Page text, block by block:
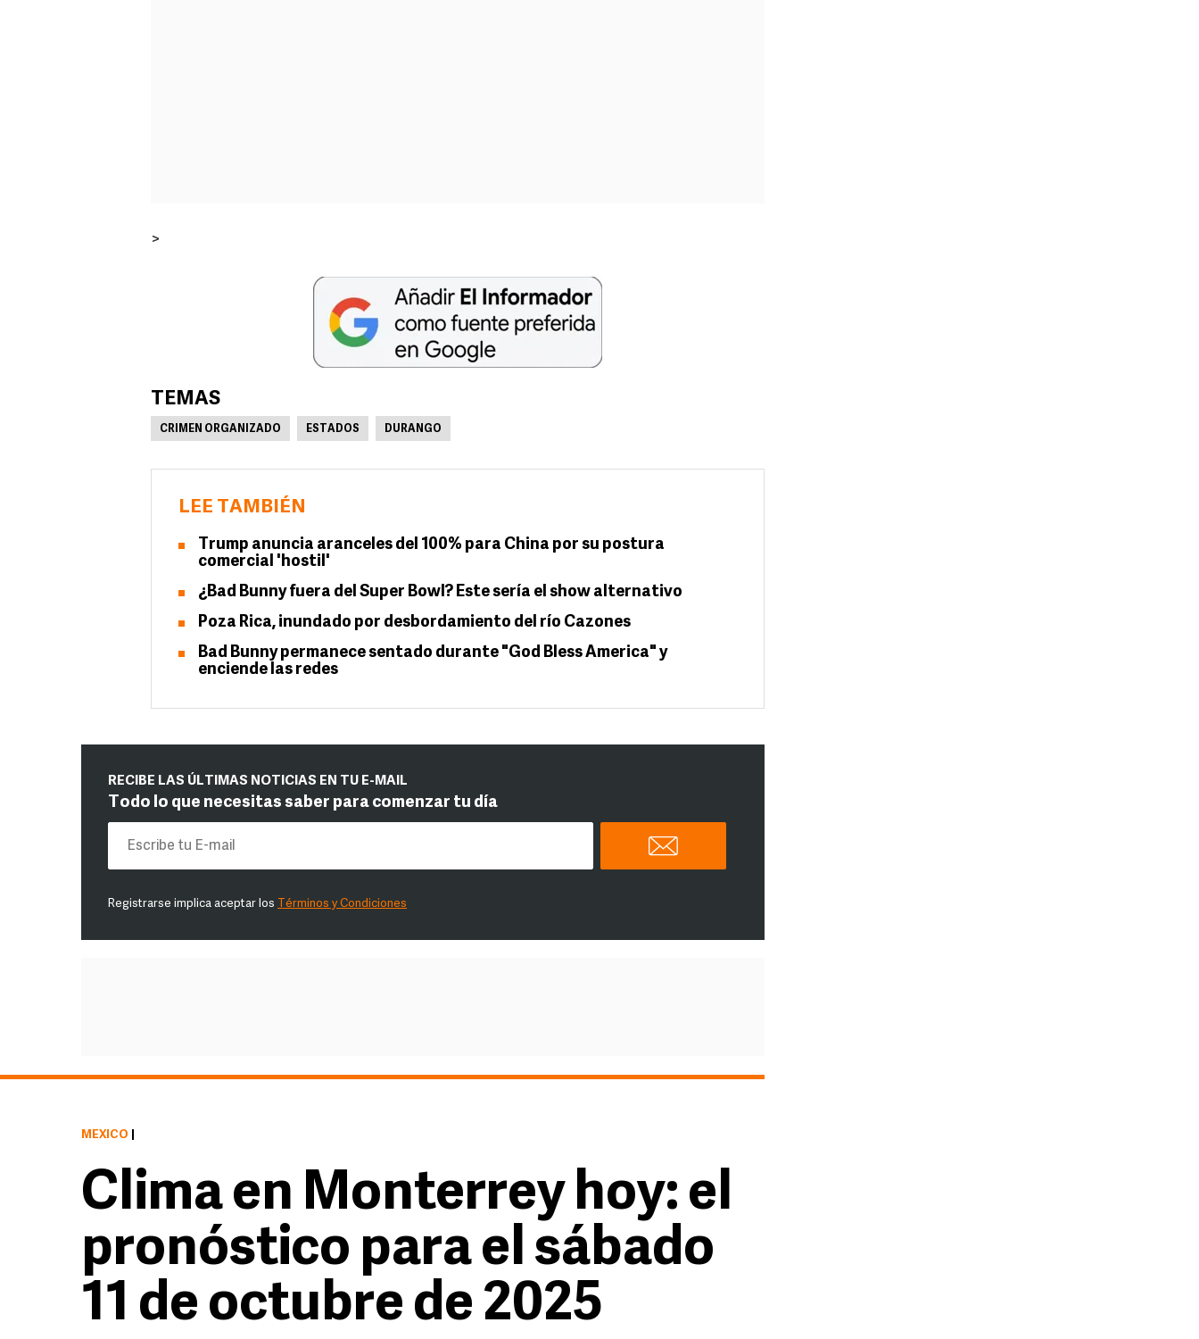
>
TEMAS
CRIMEN ORGANIZADO ESTADOS DURANGO
LEE TAMBIÉN
Trump anuncia aranceles del 100% para China por su postura
comercial 'hostil'
¿Bad Bunny fuera del Super Bowl? Este sería el show alternativo
Poza Rica, inundado por desbordamiento del río Cazones
Bad Bunny permanece sentado durante "God Bless America" y
enciende las redes
RECIBE LAS ÚLTIMAS NOTICIAS EN TU E-MAIL
Todo lo que necesitas saber para comenzar tu día
Registrarse implica aceptar los Términos y Condiciones
MÉXICO
Clima en Monterrey hoy: el
pronóstico para el sábado
11 de octubre de 2025